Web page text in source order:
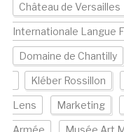
Château de Versailles
Internationale Langue
Domaine de Chantilly
Kléber Rossillon
Lens Marketing